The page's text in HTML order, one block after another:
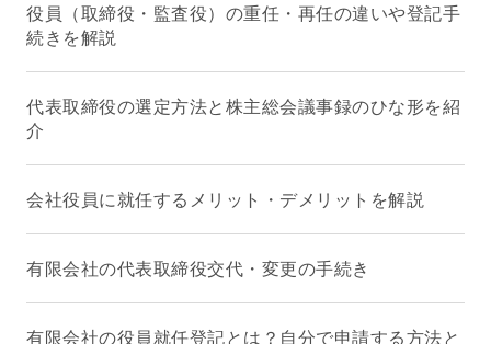
役員（取締役・監査役）の重任・再任の違いや登記手
続きを解説
代表取締役の選定方法と株主総会議事録のひな形を紹
介
会社役員に就任するメリット・デメリットを解説
有限会社の代表取締役交代・変更の手続き
有限会社の役員就任登記とは？自分で申請する方法と